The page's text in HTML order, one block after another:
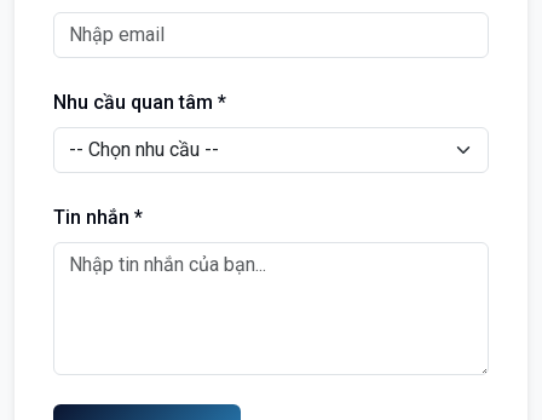
Nhu cầu quan tâm *
Tin nhắn *